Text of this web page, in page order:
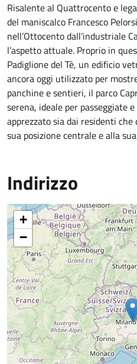
Risalente al Quattrocento e
del maniscalco Francesco
nell’Ottocento dall’industriale
l’aspetto attuale. Proprio in
Padiglione del Tè, un edificio
ancora oggi utilizzato per
panchine e sentieri, il parco
serena, ideale per passeggiate
apprezzato sia dai residenti
sua posizione centrale e alla
Indirizzo
+
−